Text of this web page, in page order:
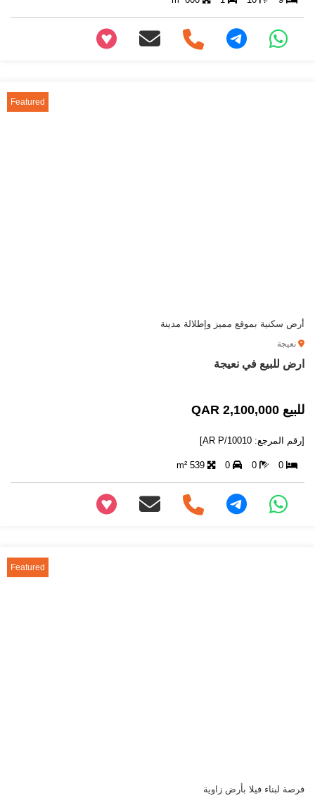
Featured
أرض سكنية بموقع مميز وإطلالة مدينة
نعيجة
ارض للبيع في نعيجة
للبيع 2,100,000 QAR
[رقم المرجع: AR P/10010]
0
0
0
539 m²
Featured
فرصة لبناء فيلا بأرض زاوية